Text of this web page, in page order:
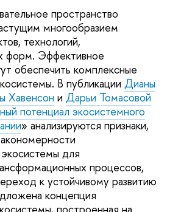
пространство
многообразием
технологий,
форм. Эффективное
обеспечить комплексные
В публикации Дианы
Хавенсон и Дарьи Томасовой
потенциал экосистемного
» анализируются признаки,
для
процессов,
к устойчивому развитию
концепция